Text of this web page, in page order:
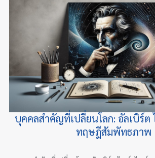
บุคคลสำคัญที่เปลี่ยนโลก: อัลเบิร์ต
ทฤษฎีสัมพัทธภาพ